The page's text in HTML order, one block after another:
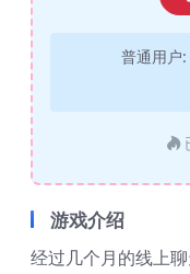
普通用户:
游戏介绍
经过几个月的线上